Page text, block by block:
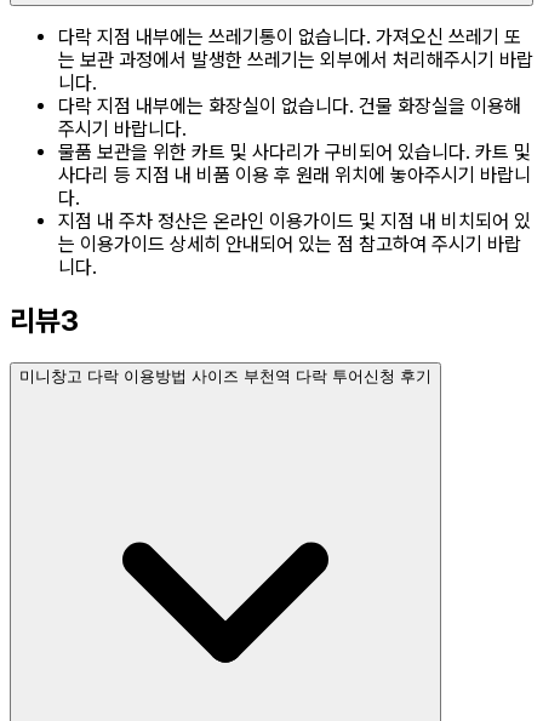
다락 지점 내부에는 쓰레기통이 없습니다. 가져오신 쓰레기 또
는 보관 과정에서 발생한 쓰레기는 외부에서 처리해주시기 바랍
니다.
다락 지점 내부에는 화장실이 없습니다. 건물 화장실을 이용해
주시기 바랍니다.
물품 보관을 위한 카트 및 사다리가 구비되어 있습니다. 카트 및
사다리 등 지점 내 비품 이용 후 원래 위치에 놓아주시기 바랍니
다.
지점 내 주차 정산은 온라인 이용가이드 및 지점 내 비치되어 있
는 이용가이드 상세히 안내되어 있는 점 참고하여 주시기 바랍
니다.
리뷰3
미니창고 다락 이용방법 사이즈 부천역 다락 투어신청 후기